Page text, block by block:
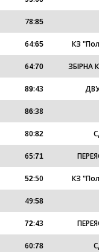
78:85
64:65 КЗ
64:70 ЗБІРНА
89:43
86:38
80:82
65:71
52:50 КЗ
49:58
72:43
60:78